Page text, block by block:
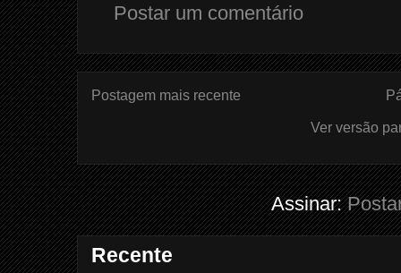
Postar um comentário
Postagem mais recente
Ver versão
Assinar:
Recente